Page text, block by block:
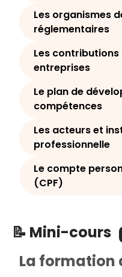
Les organismes
réglementaires
Les
entreprises
Le plan de
compétences
Les acteurs et
professionnelle
Le compte
(CPF)
📝 Mini-cours
La formation